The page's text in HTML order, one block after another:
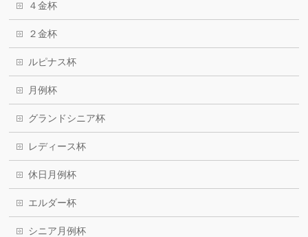
４金杯
２金杯
ルピナス杯
月例杯
グランドシニア杯
レディース杯
休日月例杯
エルダー杯
シニア月例杯